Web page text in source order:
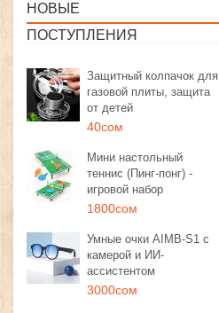
НОВЫЕ
ПОСТУПЛЕНИЯ
Защитный колпачок для
газовой плиты, защита
от детей
40сом
Мини настольный
теннис (Пинг-понг) -
игровой набор
1800сом
Умные очки AIMB-S1 с
камерой и ИИ-
ассистентом
3000сом